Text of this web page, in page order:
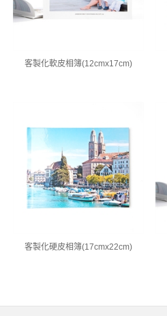
客製化軟皮相簿(12cmx17cm)
客製化硬皮相簿(17cmx22cm)